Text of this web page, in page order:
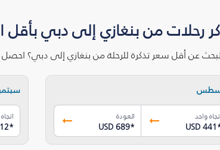
رحلات من بنغازي إلى دبي بأقل
عن أقل سعر تذكرة للرحلة من بنغازي إلى دبي؟ احصل
واحد
USD 441
العودة
USD 689*
*